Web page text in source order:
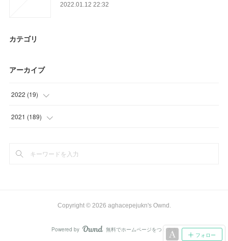
2022.01.12 22:32
カテゴリ
アーカイブ
2022 (19)
(19
2021 (189)
(
フォロー
Copyright © 2026 aghacepejukn's Ownd .
Powered by AmebaOwnd
無料でホームページをつくろう